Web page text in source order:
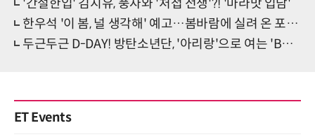
'간절한입' 김지유, 풍자와 '처첩 전쟁'?! '마라맛 입담'
한우석 '이 봄, 널 생각해' 예고…봄바람에 실려 온 포근 설렘
두근두근 D-DAY! 방탄소년단, '아리랑'으로 여는 'BTS 2.0' [일문일답]
ET Events